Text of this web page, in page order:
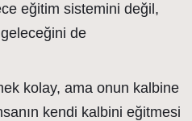
eğitim sistemini değil,
de
kolay, ama onun kalbine
kendi kalbini eğitmesi